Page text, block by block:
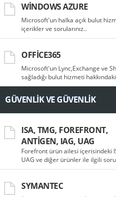
WINDOWS AZURE
Microsoft'un halka açık bulut
içerikler ve sorularınız..
OFFICE365
Microsoft'un Lync,Exchange ve
sağladığı bulut hizmeti
GÜVENLIK VE GÜVENLIK
ISA, TMG, FOREFRONT,
ANTIGEN, IAG, UAG
Forefront ürün ailesi içerisindeki
UAG ve diğer ürünler ile ilgili
SYMANTEC